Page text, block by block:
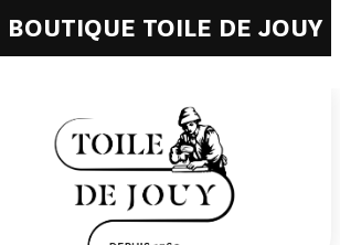
BOUTIQUE TOILE DE JOUY